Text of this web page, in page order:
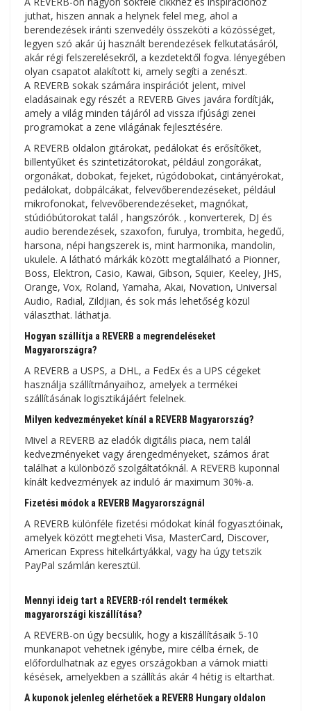
juthat, hiszen annak a helynek felel meg, ahol a
berendezések iránti szenvedély összeköti a közösséget,
legyen szó akár új használt berendezések felkutatásáról,
akár régi felszerelésekről, a kezdetektől fogva. lényegében
olyan csapatot alakított ki, amely segíti a zenészt.
A REVERB sokak számára inspirációt jelent, mivel
eladásainak egy részét a REVERB Gives javára fordítják,
amely a világ minden tájáról ad vissza ifjúsági zenei
programokat a zene világának fejlesztésére.
A REVERB oldalon gitárokat, pedálokat és erősítőket,
billentyűket és szintetizátorokat, például zongorákat,
orgonákat, dobokat, fejeket, rúgódobokat, cintányérokat,
pedálokat, dobpálcákat, felvevőberendezéseket, például
mikrofonokat, felvevőberendezéseket, magnókat,
stúdióbútorokat talál , hangszórók. , konverterek, DJ és
audio berendezések, szaxofon, furulya, trombita, hegedű,
harsona, népi hangszerek is, mint harmonika, mandolin,
ukulele. A látható márkák között megtalálható a Pionner,
Boss, Elektron, Casio, Kawai, Gibson, Squier, Keeley, JHS,
Orange, Vox, Roland, Yamaha, Akai, Novation, Universal
Audio, Radial, Zildjian, és sok más lehetőség közül
választhat. láthatja.
Hogyan szállítja a REVERB a megrendeléseket
Magyarországra?
A REVERB a USPS, a DHL, a FedEx és a UPS cégeket
használja szállítmányaihoz, amelyek a termékei
szállításának logisztikájáért felelnek.
Milyen kedvezményeket kínál a REVERB Magyarország?
Mivel a REVERB az eladók digitális piaca, nem talál
kedvezményeket vagy árengedményeket, számos árat
találhat a különböző szolgáltatóknál. A REVERB kuponnal
kínált kedvezmények az induló ár maximum 30%-a.
Fizetési módok a REVERB Magyarországnál
A REVERB különféle fizetési módokat kínál fogyasztóinak,
amelyek között megteheti Visa, MasterCard, Discover,
American Express hitelkártyákkal, vagy ha úgy tetszik
PayPal számlán keresztül.
Mennyi ideig tart a REVERB-ról rendelt termékek
magyarországi kiszállítása?
A REVERB-on úgy becsülik, hogy a kiszállításaik 5-10
munkanapot vehetnek igénybe, mire célba érnek, de
előfordulhatnak az egyes országokban a vámok miatti
késések, amelyekben a szállítás akár 4 hétig is eltarthat.
A kuponok jelenleg elérhetőek a REVERB Hungary oldalon